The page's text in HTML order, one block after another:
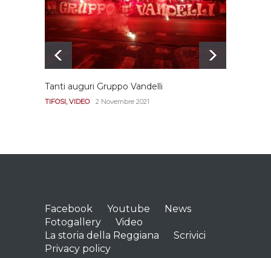
REGGIANA 15 Aprile 2021
Tanti auguri Gruppo Vandelli
TIFOSI, VIDEO 2 Novembre 2021
Facebook Youtube
News
Fotogallery
Video
La storia della Reggiana
Scrivici
Privacy policy